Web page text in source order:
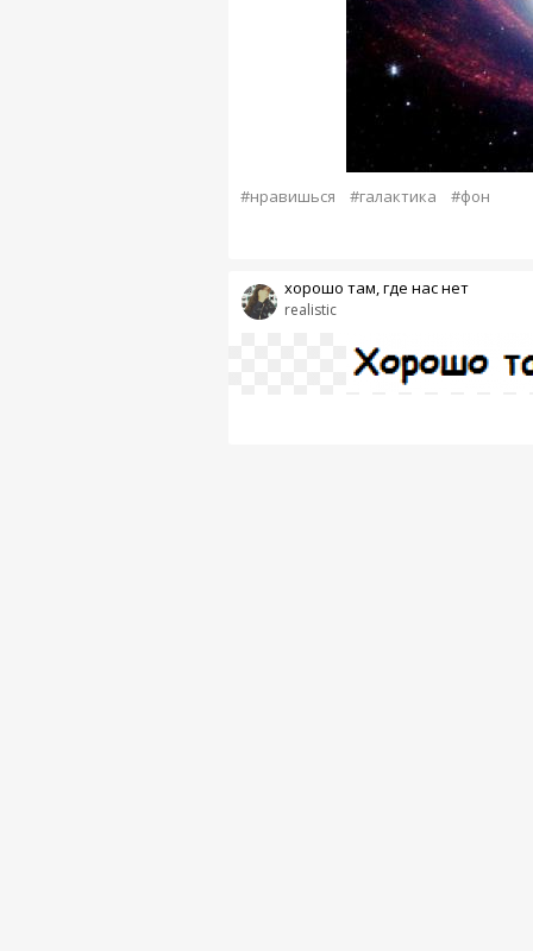
#нравишься #галактика #фон
realistic
хорошо там, где нас нет